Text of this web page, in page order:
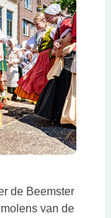
de Beemster
van de